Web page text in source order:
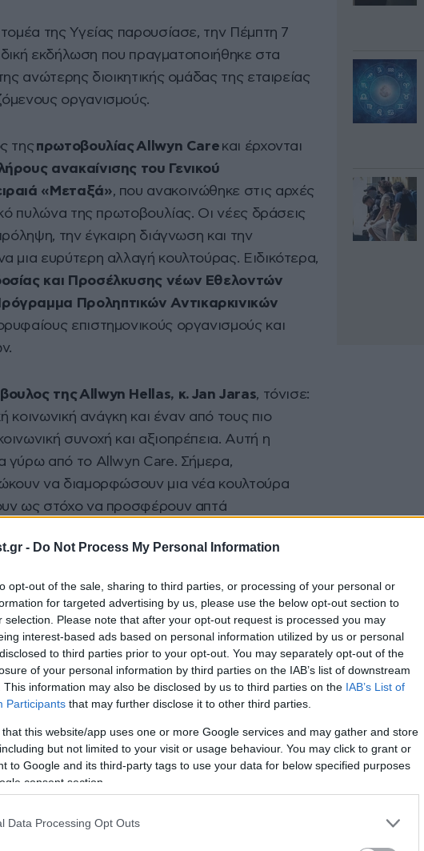
- Do Not Process My Personal Information
opt-out of the sale, sharing to third parties, or processing of your personal or
for targeted advertising by us, please use the below opt-out section to
selection. Please note that after your opt-out request is processed you may
interest-based ads based on personal information utilized by us or personal
to third parties prior to your opt-out. You may separately opt-out of the
of your personal information by third parties on the IAB’s list of downstream
This information may also be disclosed by us to third parties on the IAB’s List of
Participants that may further disclose it to other third parties.
that this website/app uses one or more Google services and may gather and store
but not limited to your visit or usage behaviour. You may click to grant or
to Google and its third-party tags to use your data for below specified purposes
consent section.
Data Processing Opt Outs
της Υγείας παρουσίασε, την Πέμπτη 7
εκδήλωση που πραγματοποιήθηκε στα
ανώτερης διοικητικής ομάδας της εταιρείας
οργανισμούς.
της πρωτοβουλίαςAllwyn Care και έρχονται
ανακαίνισης του Γενικού
«Μεταξά», που ανακοινώθηκε στις αρχές
πυλώνα της πρωτοβουλίας. Οι νέες δράσεις
την έγκαιρη διάγνωση και την
μια ευρύτερη αλλαγή κουλτούρας. Ειδικότερα,
και Προσέλκυσης νέων Εθελοντών
Προληπτικών Αντικαρκινικών
επιστημονικούς οργανισμούς και
τηςAllwyn Hellas, κ. Jan Jaras, τόνισε:
κοινωνική ανάγκη και έναν από τους πιο
συνοχή και αξιοπρέπεια. Αυτή η
γύρω από το Allwyn Care. Σήμερα,
να διαμορφώσουν μια νέα κουλτούρα
ως στόχο να προσφέρουν απτά
και η πρόσβαση μπορούν να
μας ρόλος επικεντρώνεται στην
διαρκή αντίκτυπο – και αυτό ακριβώς είναι η